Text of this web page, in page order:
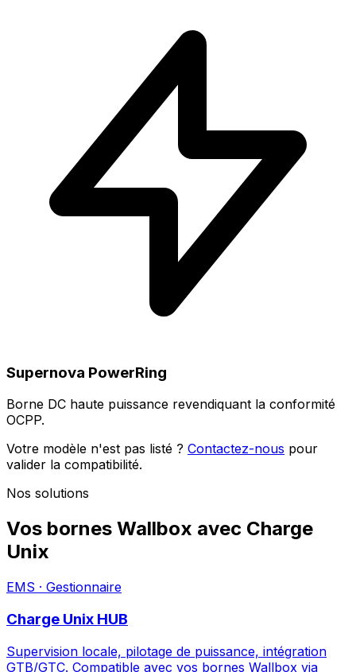
Supernova PowerRing
Borne DC haute puissance revendiquant la conformité
OCPP.
Votre modèle n'est pas listé ? Contactez-nous pour
valider la compatibilité.
Nos solutions
Vos bornes Wallbox avec Charge
Unix
EMS · Gestionnaire
Charge Unix HUB
Supervision locale, pilotage de puissance, intégration
GTB/GTC. Compatible avec vos bornes Wallbox via